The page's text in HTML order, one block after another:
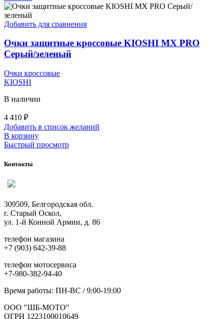
Добавить для сравнения
Очки защитные кроссовые KIOSHI MX PRO
Серый/зеленый
Очки кроссовые
KIOSHI
В наличии
4 410 ₽
Добавить в список желаний
В корзину
Быстрый просмотр
Контакты
309509, Белгородская обл.
г. Старый Оскол,
ул. 1-й Конной Армии, д. 86
телефон магазина
+7 (903) 642-39-88
телефон мотосервиса
+7-980-382-94-40
Время работы: ПН-ВС / 9:00-19:00
ООО "ШБ-МОТО"
ОГРН 1223100010649